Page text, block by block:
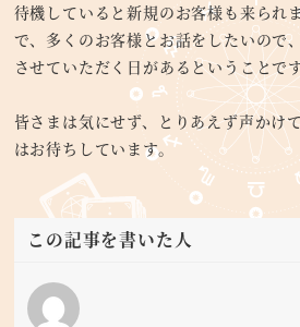
待機していると新規のお客様も来られ
で、多くのお客様とお話をしたいので
させていただく日があるということで
皆さまは気にせず、とりあえず声かけ
はお待ちしています。
この記事を書いた人